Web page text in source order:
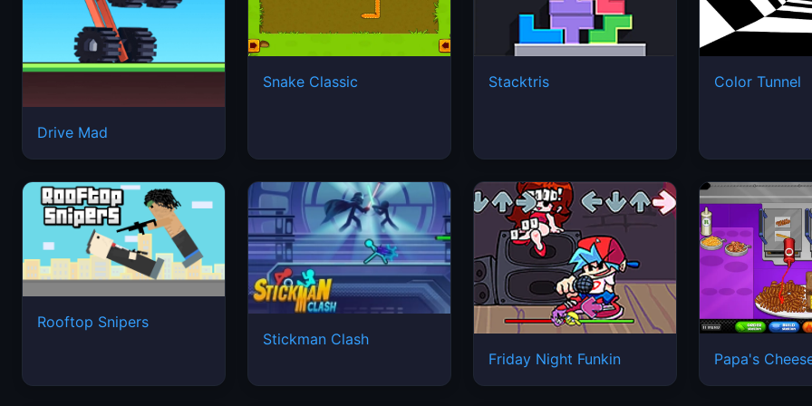
Drive Mad
Snake Classic Stacktris Color Tunnel
Rooftop Snipers
Stickman Clash
Friday Night Funkin
Papa's